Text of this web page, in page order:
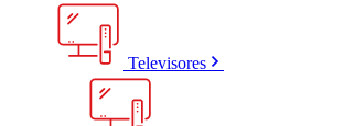
Televisores